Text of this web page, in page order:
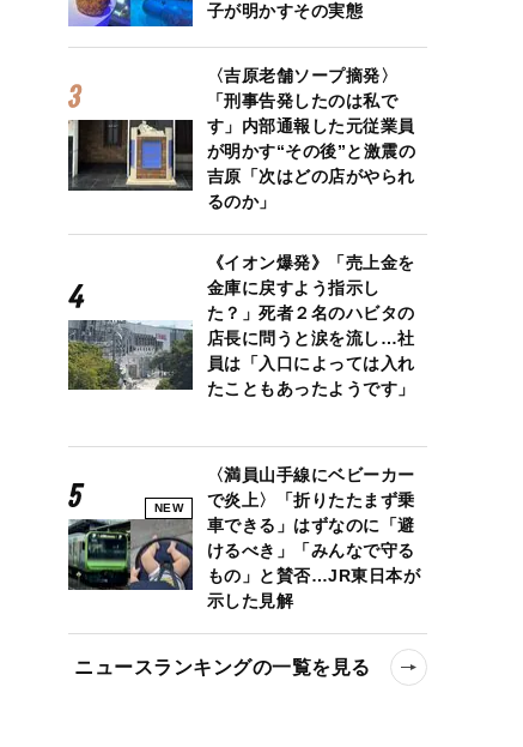
子が明かすその実態
〈吉原老舗ソープ摘発〉
「刑事告発したのは私で
す」内部通報した元従業員
が明かす“その後”と激震の
吉原「次はどの店がやられ
るのか」
《イオン爆発》「売上金を
金庫に戻すよう指示し
た？」死者２名のハビタの
店長に問うと涙を流し…社
員は「入口によっては入れ
たこともあったようです」
NEW
〈満員山手線にベビーカー
で炎上〉「折りたたまず乗
車できる」はずなのに「避
けるべき」「みんなで守る
もの」と賛否…JR東日本が
示した見解
ニュースランキングの一覧を見る